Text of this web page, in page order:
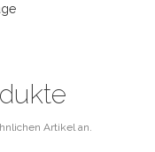
Artikel an.